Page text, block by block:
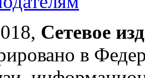
Сетевое
в